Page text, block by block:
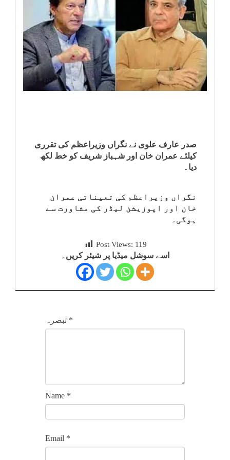
انٹرٹینمنٹ
صحت
قومی
خبریں
‎کرائم
سیاست
سپلیمنٹس
صدر عارف علوی نے نگراں وزیراعظم کی تقرری
کیلئے عمران خان اور شہباز شریف کو خط لکھ
دیا۔
نگراں وزیراعظم کی تعیناتی عمران
خان اور اپوزیشن لیڈر کی مشاورت سے
ہوگی۔
Post Views: 119
اسے سوشل میڈیا پر شیئر کریں۔
تبصرہ *
Name *
Email *